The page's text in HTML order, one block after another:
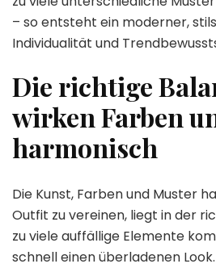
– so entsteht ein moderner,
Individualität und
Die richtige
wirken Farben
harmonisch
Die Kunst, Farben und Muster
Outfit zu vereinen, liegt in der
zu viele auffällige Elemente
schnell einen überladenen